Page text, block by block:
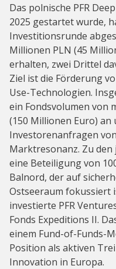
Das polnische PFR
2025 gestartet wurde,
Investitionsrunde
Millionen PLN (45
erhalten, zwei Drittel
Ziel ist die Förderung
Use-Technologien.
ein Fondsvolumen von
(150 Millionen Euro)
Investorenanfragen
Marktresonanz. Zu
eine Beteiligung von
Balnord, der auf
Ostseeraum fokussiert
investierte PFR
Fonds Expeditions II.
einem Fund-of-Funds-
Position als aktiven
Innovation in Europa.